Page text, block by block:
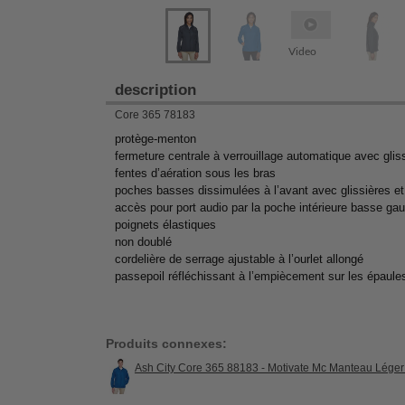
Video
description
Core 365 78183
protège-menton
fermeture centrale à verrouillage automatique avec
fentes d’aération sous les bras
poches basses dissimulées à l’avant avec glissières
accès pour port audio par la poche intérieure basse
poignets élastiques
non doublé
cordelière de serrage ajustable à l’ourlet allongé
passepoil réfléchissant à l’empiècement sur les
Produits connexes:
Ash City Core 365 88183 - Motivate Mc Manteau